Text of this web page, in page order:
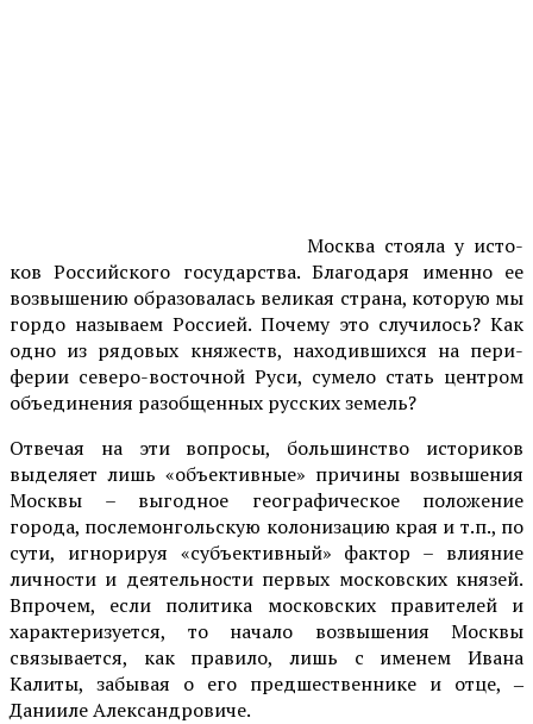
Москва стояла у исто­
ков Российского государ­ства. Благодаря именно ее
возвышению образо­валась великая страна, которую мы
гордо назы­ваем Россией. Почему это случилось? Как
одно из рядовых княжеств, находившихся на пери­
ферии северо-восточной Руси, сумело стать цент­ром
объединения разоб­щенных русских земель?
Отвечая на эти вопросы, большинство историков
выделяет лишь «объективные» причины возвышения
Москвы – выгодное географическое положение
города, послемонгольскую колонизацию края и т.п., по
сути, игнорируя «субъективный» фактор – влияние
личности и деятельности первых московских князей.
Впрочем, если политика московских правителей и
характеризуется, то начало возвышения Москвы
связывается, как правило, лишь с именем Ивана
Калиты, забывая о его предшественнике и отце, ‒
Данииле Александровиче.